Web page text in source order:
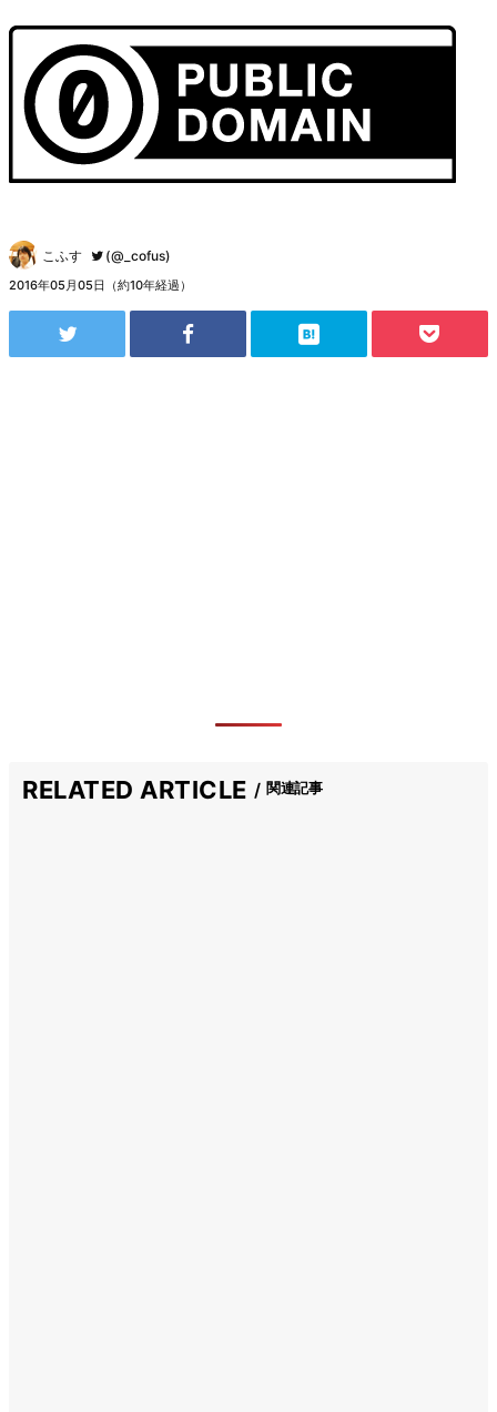
こふす (@_cofus)
2016年05月05日（約10年経過）
RELATED ARTICLE 関連記事